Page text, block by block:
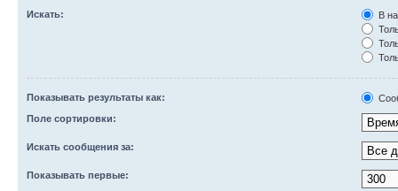
Искать:
В
Показывать результаты как:
Поле сортировки:
Искать сообщения за:
Показывать первые: